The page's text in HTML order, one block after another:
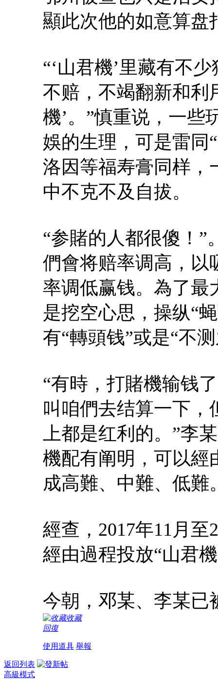
顯此次他的如意算盘
“‘山君機’里藏有不
不赔，不竭翻新和利
機’。”慎重说，一些
娛的生理，可是雷同
洛因等福寿膏同样，
中不克不及自拔。
“参賭的人都很傻！”
們會将赔率调高，以
率调低赢钱。為了最
是挖空心思，操纵“
有“轉頭钱”或是“不
“有時，打賭機输钱
叫咱們去结算一下，
上都是红利的。”李
機配有阐明，可以經
成高難、中難、低難
經查，2017年11月
經由過程投放“山君
今朝，邓某、李某已
收藏
回復
使用道具 舉報
返回列表
高級模式